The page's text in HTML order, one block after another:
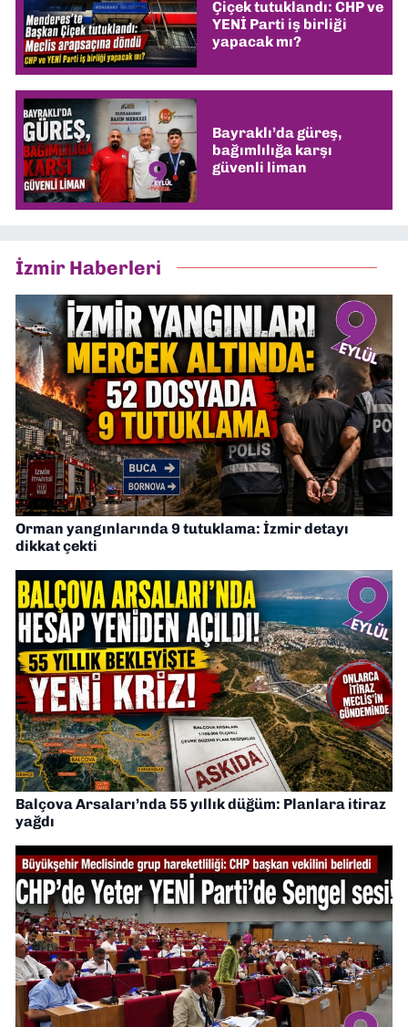
Çiçek tutuklandı: CHP ve
YENİ Parti iş birliği
yapacak mı?
Bayraklı’da güreş,
bağımlılığa karşı
güvenli liman
İzmir Haberleri
Orman yangınlarında 9 tutuklama: İzmir detayı
dikkat çekti
Balçova Arsaları’nda 55 yıllık düğüm: Planlara itiraz
yağdı